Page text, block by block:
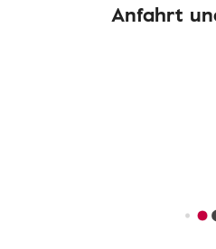
Anfahrt